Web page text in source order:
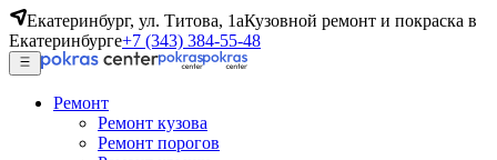
Екатеринбург, ул. Титова, 1аКузовной ремонт и покраска в
Екатеринбурге+7 (343) 384-55-48
Ремонт
Ремонт кузова
Ремонт порогов